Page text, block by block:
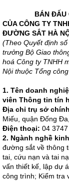
BÁN ĐẤU GIÁ
CỦA CÔNG TY
ĐƯỜNG SẮT HÀ
(Theo Quyết định
trưởng Bộ Giao
hoá Công ty TNHH
Nội thuộc Tổng
1. Tên doanh
viên Thông tin tín
Địa chỉ trụ sở
Miếu, quận Đống
Điện thoại: 04
2. Ngành nghề
đường sắt về thông
tai, cứu nạn và tai
vấn thiết kế, lập dự
công trình; Kiểm tra